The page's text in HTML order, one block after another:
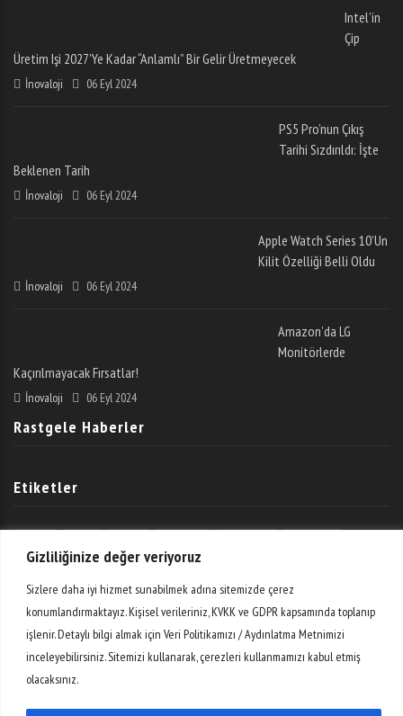
Gizliliğinize değer veriyoruz
Sizlere daha iyi hizmet sunabilmek adına sitemizde çerez
konumlandırmaktayız. Kişisel verileriniz, KVKK ve GDPR kapsamında toplanıp
işlenir. Detaylı bilgi almak için Veri Politikamızı / Aydınlatma Metnimizi
inceleyebilirsiniz. Sitemizi kullanarak, çerezleri kullanmamızı kabul etmiş
olacaksınız.
Intel’in
Çip
Üretim Işi 2027’ye Kadar “anlamlı” Bir Gelir Üretmeyecek
İnovaloji 06 Eyl 2024
PS5 Pro’nun Çıkış
Tarihi Sızdırıldı: İşte
Beklenen Tarih
İnovaloji 06 Eyl 2024
Apple Watch Series 10’un
Kilit Özelliği Belli Oldu
İnovaloji 06 Eyl 2024
Amazon’da LG
Monitörlerde
Kaçırılmayacak Fırsatlar!
İnovaloji 06 Eyl 2024
Rastgele Haberler
Etiketler
Giyilebilir Teknoloji Haber Mobil Otomobil
Teknoloji Teknopark Yazılım
Yenilikler Ödeme Sistemleri İnovasyon İnternet